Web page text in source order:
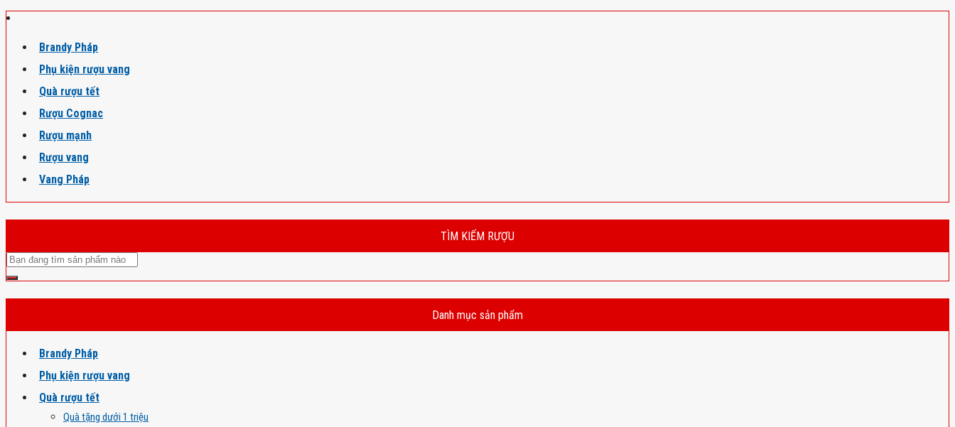
Brandy Pháp
Phụ kiện rượu vang
Quà rượu tết
Rượu Cognac
Rượu mạnh
Rượu vang
Vang Pháp
TÌM KIẾM RƯỢU
Danh mục sản phẩm
Brandy Pháp
Phụ kiện rượu vang
Quà rượu tết
Quà tặng dưới 1 triệu